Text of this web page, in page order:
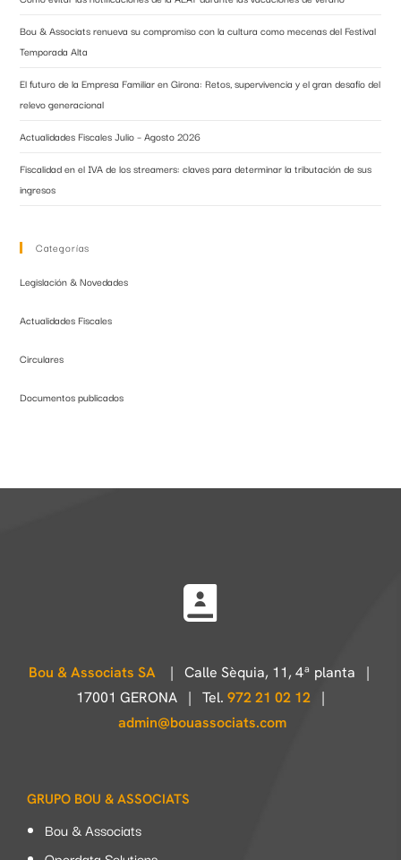
Bou & Associats renueva su compromiso con la cultura como mecenas del Festival
Temporada Alta
El futuro de la Empresa Familiar en Girona: Retos, supervivencia y el gran desafío del
relevo generacional
Actualidades Fiscales Julio – Agosto 2026
Fiscalidad en el IVA de los streamers: claves para determinar la tributación de sus
ingresos
Categorías
Legislación & Novedades
Actualidades Fiscales
Circulares
Documentos publicados
Bou & Associats SA
| Calle Sèquia, 11, 4ª planta |
17001 GERONA | Tel. 972 21 02 12 |
admin@bouassociats.com
GRUPO BOU & ASSOCIATS
Bou & Associats